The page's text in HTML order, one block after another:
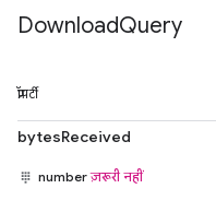
DownloadQuery
प्रॉपर्टी
bytesReceived
numberज़रूरी नहीं